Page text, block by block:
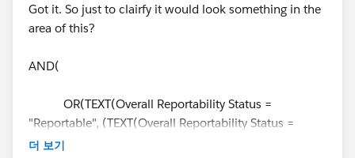
Got it. So just to clairfy it would look something in the
area of this?
AND(
OR(TEXT(Overall Reportability Status =
"Reportable", (TEXT(Overall Reportability Status =
"Reported"),
더 보기